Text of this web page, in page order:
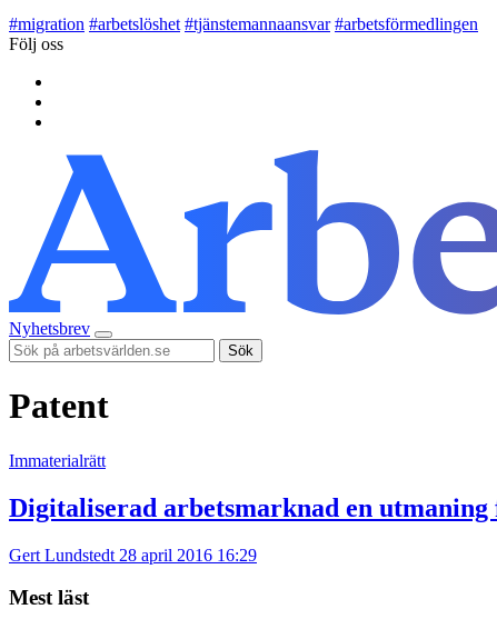
#migration #arbetslöshet #tjänstemannaansvar #arbetsförmedlingen
Följ oss
Nyhetsbrev
Sök
Patent
Immaterialrätt
Digitaliserad arbetsmarknad en
Gert Lundstedt 28 april 2016 16:29
Mest läst